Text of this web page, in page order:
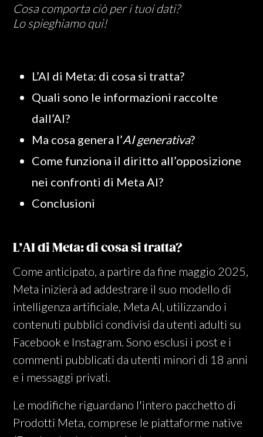
Cosa comporta ciò per i tuoi dati?
Lo spieghiamo qui!
L’AI di Meta: di cosa si tratta?
Quali sono le informazioni raccolte
dall’AI?
Ma cosa genera l’AI generativa?
Come funziona il diritto all’opposizione
nei confronti di Meta AI?
Conclusioni
L’AI di Meta: di cosa si tratta?
Come anticipato, a partire da fine maggio 2025,
Meta inizierà ad addestrare il suo modello di
intelligenza artificiale, Meta AI, utilizzando i
contenuti pubblici condivisi da utenti adulti su
Facebook e Instagram. Sono esclusi i post e i
commenti pubblicati da utenti minori di 18 anni
e i messaggi privati.
Le modifiche riguardano l'intero pacchetto di
Prodotti Meta, comprese le piattaforme native